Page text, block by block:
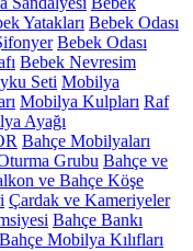
Yatakları Bebek Odası
Bebek Odası
Bebek Nevresim
Seti Mobilya
Mobilya Kulpları Raf
Ayağı
Bahçe Mobilyaları
Grubu Bahçe ve
ve Bahçe Köşe
Çardak ve Kameriyeler
Bahçe Bankı
Bahçe Mobilya Kılıfları